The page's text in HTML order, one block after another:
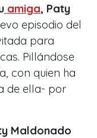
amiga, Paty
episodio del
para
Pillándose
con quien ha
de ella- por
Maldonado